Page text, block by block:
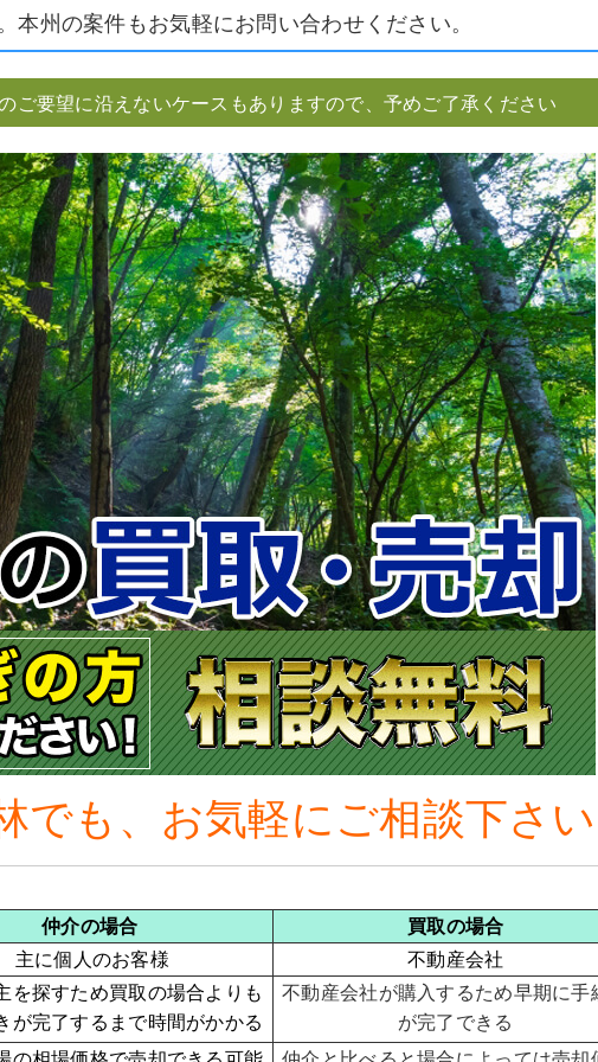
本州の案件もお気軽にお問い合わせください。
ご要望に沿えないケースもありますので、予めご了承ください
でも、お気軽にご相談下さい
仲介の場合
買取の場合
主に個人のお客様
不動産会社
を探すため買取の場合よりも
が完了するまで時間がかかる
不動産会社が購入するため早期に手
が完了できる